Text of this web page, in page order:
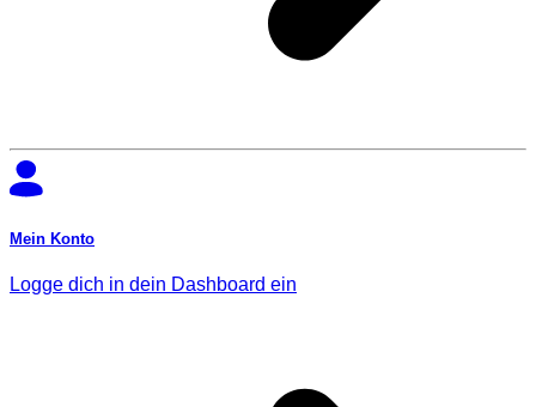
Mein Konto
Logge dich in dein Dashboard ein